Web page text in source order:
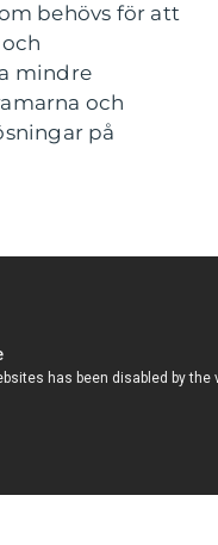
behövs för att
mindre
och
på